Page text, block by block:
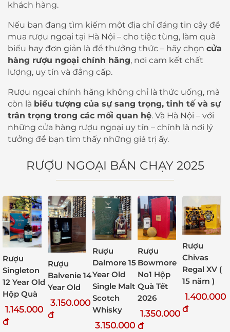
khách hàng.
Nếu bạn đang tìm kiếm một địa chỉ đáng tin cậy để
mua rượu ngoại tại Hà Nội – cho tiệc tùng, làm quà
biếu hay đơn giản là để thưởng thức – hãy chọn cửa
hàng rượu ngoại chính hãng, nơi cam kết chất
lượng, uy tín và đẳng cấp.
Rượu ngoại chính hãng không chỉ là thức uống, mà
còn là biểu tượng của sự sang trọng, tinh tế và sự
trân trọng trong các mối quan hệ. Và Hà Nội – với
những cửa hàng rượu ngoại uy tín – chính là nơi lý
tưởng để bạn tìm thấy những giá trị ấy.
RƯỢU NGOẠI BÁN CHẠY 2025
Rượu
Singleton
12 Year Old
Hộp Quà
1.145.000
đ
Rượu
Balvenie 14
Year Old
3.150.000
đ
Rượu
Dalmore 15
Year Old
Single Malt
Scotch
Whisky
3.150.000
Rượu
Bowmore
No1 Hộp
Quà Tết
2026
1.350.000
đ
Rượu
Chivas
Regal XV (
15 năm )
1.400.000
đ